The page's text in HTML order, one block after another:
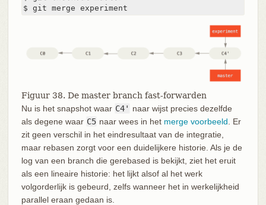
$ git merge experiment
Figuur 38. De master branch fast-forwarden
Nu is het snapshot waar C4' naar wijst precies dezelfde
als degene waar C5 naar wees in het merge voorbeeld . Er
zit geen verschil in het eindresultaat van de integratie,
maar rebasen zorgt voor een duidelijkere historie. Als je de
log van een branch die gerebased is bekijkt, ziet het eruit
als een lineaire historie: het lijkt alsof al het werk
volgorderlijk is gebeurd, zelfs wanneer het in werkelijkheid
parallel eraan gedaan is.